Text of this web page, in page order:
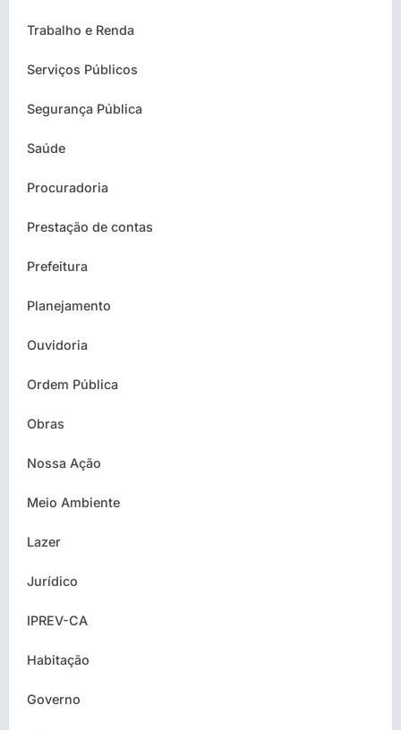
Trabalho e Renda
Serviços Públicos
Segurança Pública
Saúde
Procuradoria
Prestação de contas
Prefeitura
Planejamento
Ouvidoria
Ordem Pública
Obras
Nossa Ação
Meio Ambiente
Lazer
Jurídico
IPREV-CA
Habitação
Governo